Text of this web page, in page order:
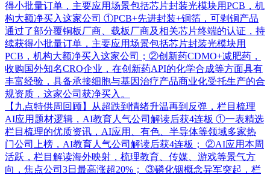
得小批量订单，主要应用场景包括芯片封装光模块用PCB，机
构大额净买入这家公司 ①PCB+先进封装+铜箔，可剥铜产品
通过了部分覆铜板厂商、载板厂商及相关芯片终端的认证，持
续获得小批量订单，主要应用场景包括芯片封装光模块用
PCB，机构大额净买入这家公司；②创新药CDMO+减肥药，
收购国外知名CRO企业，在创新药API的化学合成等方面具有
丰富经验，具备承接细胞与基因治疗产品商业化受托生产的合
规资质，这家公司获净买入。
【九点特供周回顾】从超跌到情绪升温再到反弹，栏目梳理
AI应用题材逻辑，AI教育人气公司解读后获4连板 ①一表精选
栏目梳理的优质资讯，AI应用、有色、半导体等领域多家热
门公司上榜，AI教育人气公司解读后获4连板； ②AI应用本周
活跃，栏目解读海外映射，梳理教育、传媒、游戏等景气方
向，焦点公司3日最高涨超20%； ③磷化铟概念异军突起，栏